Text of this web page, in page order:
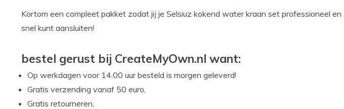
Kortom een compleet pakket zodat jij je Selsiuz kokend water kraan set professioneel en
snel kunt aansluiten!
bestel gerust bij CreateMyOwn.nl want:
Op werkdagen voor 14.00 uur besteld is morgen geleverd!
Gratis verzending vanaf 50 euro,
Gratis retourneren,